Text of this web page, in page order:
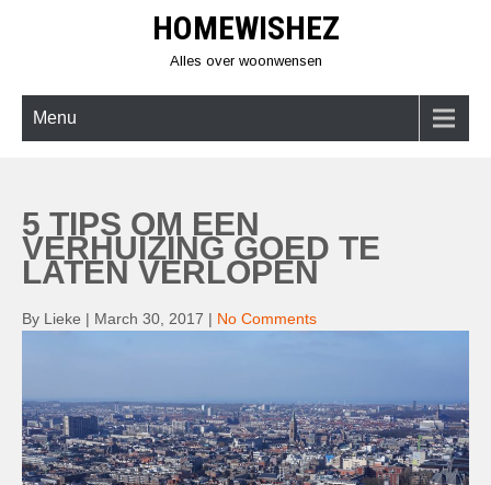
HOMEWISHEZ
Alles over woonwensen
Menu
5 TIPS OM EEN
VERHUIZING GOED TE
LATEN VERLOPEN
By Lieke | March 30, 2017 | No Comments